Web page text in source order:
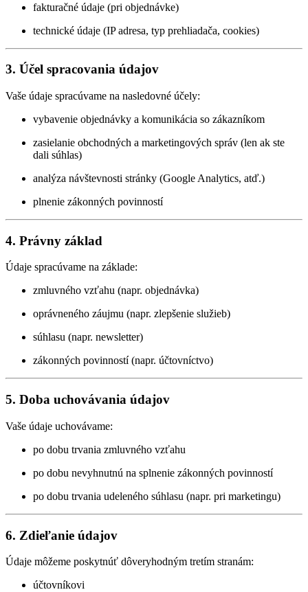
fakturačné údaje (pri objednávke)
technické údaje (IP adresa, typ prehliadača, cookies)
3. Účel spracovania údajov
Vaše údaje spracúvame na nasledovné účely:
vybavenie objednávky a komunikácia so zákazníkom
zasielanie obchodných a marketingových správ (len ak ste
dali súhlas)
analýza návštevnosti stránky (Google Analytics, atď.)
plnenie zákonných povinností
4. Právny základ
Údaje spracúvame na základe:
zmluvného vzťahu (napr. objednávka)
oprávneného záujmu (napr. zlepšenie služieb)
súhlasu (napr. newsletter)
zákonných povinností (napr. účtovníctvo)
5. Doba uchovávania údajov
Vaše údaje uchovávame:
po dobu trvania zmluvného vzťahu
po dobu nevyhnutnú na splnenie zákonných povinností
po dobu trvania udeleného súhlasu (napr. pri marketingu)
6. Zdieľanie údajov
Údaje môžeme poskytnúť dôveryhodným tretím stranám:
účtovníkovi